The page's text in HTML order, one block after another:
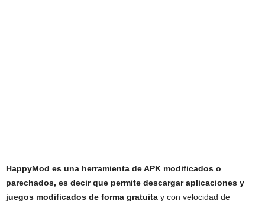
HappyMod es una herramienta de APK modificados o
parechados, es decir que permite descargar aplicaciones y
juegos modificados de forma gratuita y con velocidad de